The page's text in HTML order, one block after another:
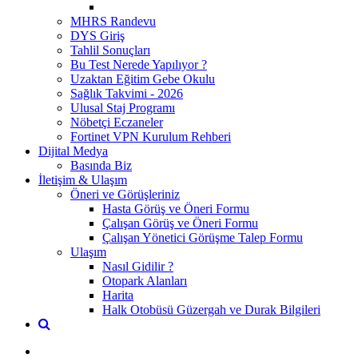
MHRS Randevu
DYS Giriş
Tahlil Sonuçları
Bu Test Nerede Yapılıyor ?
Uzaktan Eğitim Gebe Okulu
Sağlık Takvimi - 2026
Ulusal Staj Programı
Nöbetçi Eczaneler
Fortinet VPN Kurulum Rehberi
Dijital Medya
Basında Biz
İletişim & Ulaşım
Öneri ve Görüşleriniz
Hasta Görüş ve Öneri Formu
Çalışan Görüş ve Öneri Formu
Çalışan Yönetici Görüşme Talep Formu
Ulaşım
Nasıl Gidilir ?
Otopark Alanları
Harita
Halk Otobüsü Güzergah ve Durak Bilgileri